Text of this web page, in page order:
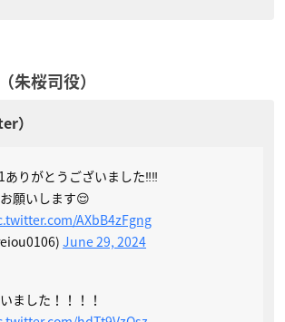
朱桜司役）
ありがとうございました‼️‼️
願いします😌
AXbB4zFgng
June 29, 2024
ました！！！！